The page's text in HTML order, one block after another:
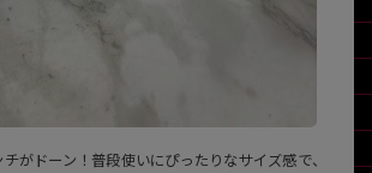
がドーン！普段使いにぴったりなサイズ感で、